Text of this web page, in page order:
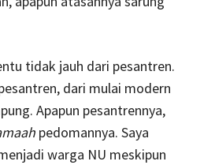
tidak jauh dari pesantren.
dari mulai modern
Apapun pesantrennya,
pedomannya. Saya
warga NU meskipun